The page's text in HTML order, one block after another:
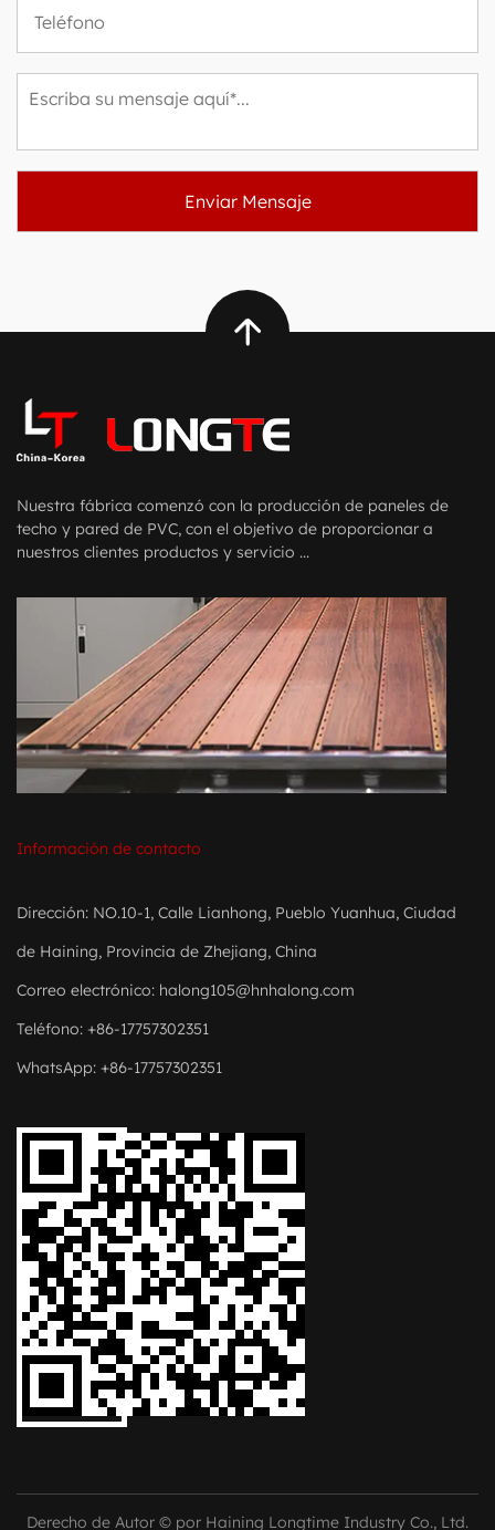
Nuestra fábrica comenzó con la producción de paneles de
techo y pared de PVC, con el objetivo de proporcionar a
nuestros clientes productos y servicio ...
Información de contacto
Dirección: NO.10-1, Calle Lianhong, Pueblo Yuanhua, Ciudad
de Haining, Provincia de Zhejiang, China
Correo electrónico: halong105@hnhalong.com
Teléfono: +86-17757302351
WhatsApp: +86-17757302351
Derecho de Autor © por Haining Longtime Industry Co., Ltd.